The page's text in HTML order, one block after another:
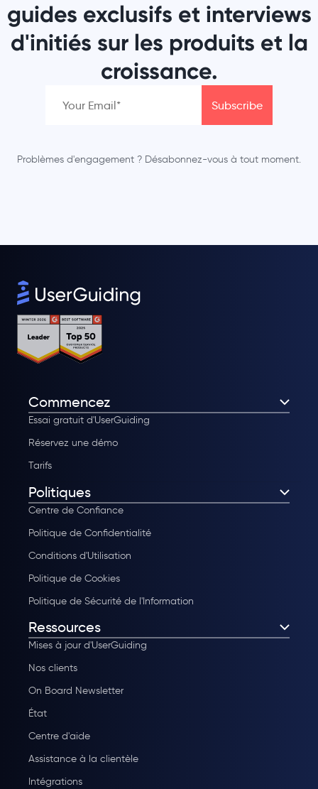
guides exclusifs et interviews
d'initiés sur les produits et la
croissance.
Problèmes d'engagement ? Désabonnez-vous à tout moment.
Commencez
Essai gratuit d'UserGuiding
Réservez une démo
Tarifs
Politiques
Centre de Confiance
Politique de Confidentialité
Conditions d'Utilisation
Politique de Cookies
Politique de Sécurité de l'Information
Ressources
Mises à jour d'UserGuiding
Nos clients
On Board Newsletter
État
Centre d'aide
Assistance à la clientèle
Intégrations